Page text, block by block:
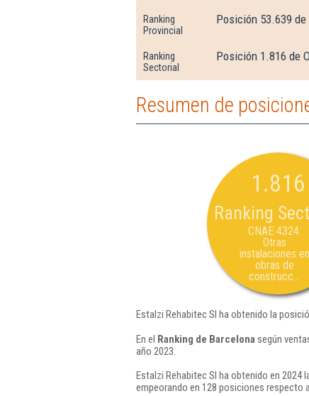
Ranking
Provincial
Posición 53.639
Ranking
Sectorial
Posición 1.816 de
Resumen de
1.816
Ranking
CNAE 4324:
Otras
instalaciones en
obras de
construcc...
Estalzi Rehabitec Sl ha obtenido la
En el Ranking de Barcelona según
año 2023.
Estalzi Rehabitec Sl ha obtenido en 2024
empeorando en 128 posiciones respecto